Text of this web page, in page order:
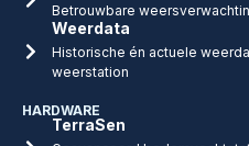
Betrouwbare
Weerdata
Historische én actuele
weerstation
HARDWARE
TerraSen